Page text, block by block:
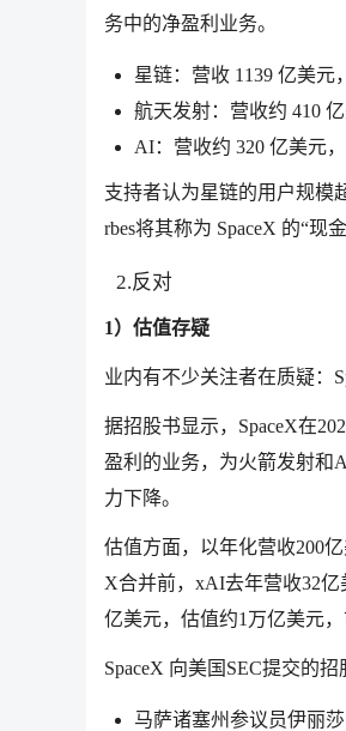
务中的净盈利业务。
星链：营收 1139 亿美元
航天发射：营收约 410
AI：营收约 320 亿美元，
支持者认为星链的用户规模
rbes将其称为 SpaceX 的“现
2.反对
1）估值存疑
业内有不少关注者在质疑：
据招股书显示，SpaceX在
盈利的业务，为火箭发射和
力下降。
估值方面，以年化营收200
X合并前，xAI去年营收32亿
亿美元，估值约1万亿美元
SpaceX 向美国SEC提交的
马萨诸塞州参议员伊丽